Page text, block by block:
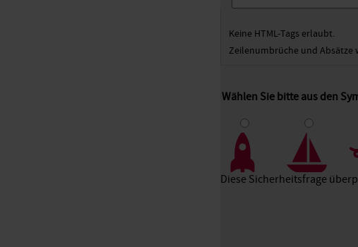
Keine HTML-Tags erlaubt.
Zeilenumbrüche und Absätze
Wählen Sie bitte aus den
Diese Sicherheitsfrage